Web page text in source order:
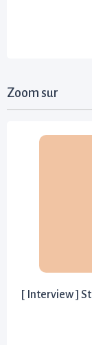
Zoom sur
[ Interview ]